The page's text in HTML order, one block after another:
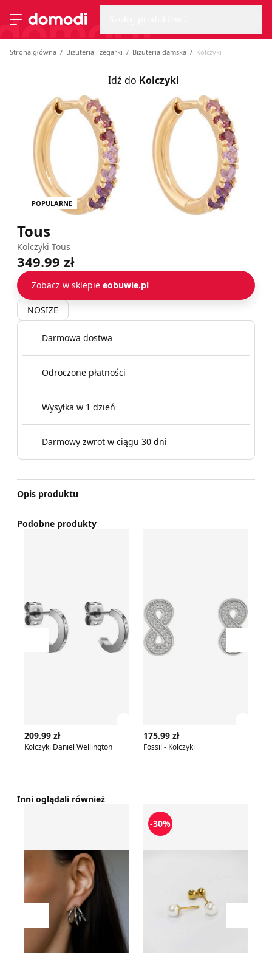
Przełącz menu
Strona główna
Strona główna Biżuteria i zegarki Biżuteria damska Kolczyki
Idź do Kolczyki
POPULARNE
Tous
Kolczyki Tous
349.99 zł
Zobacz w sklepie eobuwie.pl
NOSIZE
Darmowa dostwa
Odroczone płatności
Wysyłka w 1 dzień
Darmowy zwrot w ciągu 30 dni
Opis produktu
Podobne produkty
Przesuń w lewo
209.99 zł
Kolczyki Daniel Wellington
175.99 zł
Fossil - Kolczyki
Inni oglądali również
Przesuń w lewo
OTIEN - Kolczyki
-30%